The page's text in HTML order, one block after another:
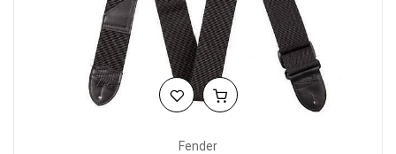
Fender